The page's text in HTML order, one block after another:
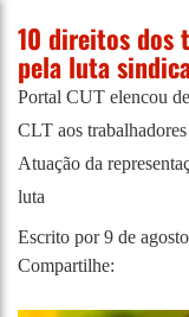
10 direitos dos
pela luta
Portal CUT elencou
CLT aos
Atuação da
luta
Escrito por9 de
Compartilhe: